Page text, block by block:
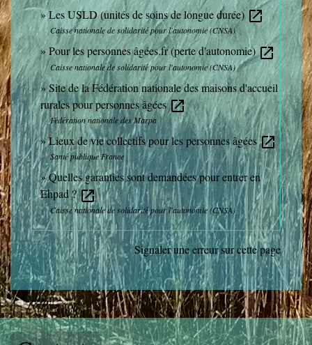
Les USLD (unités de soins de longue durée)open_in_new
Caisse nationale de solidarité pour l'autonomie (CNSA)
Pour les personnes âgées.fr (perte d'autonomie)open_in_new
Caisse nationale de solidarité pour l'autonomie (CNSA)
Site de la Fédération nationale des maisons d'accueil
rurales pour personnes âgéesopen_in_new
Fédération nationale des Marpa
Lieux de vie collectifs pour les personnes âgéesopen_in_new
Santé publique France
Quelles garanties sont demandées pour entrer en
Ehpad ?open_in_new
Caisse nationale de solidarité pour l'autonomie (CNSA)
Signaler une erreur sur cette page